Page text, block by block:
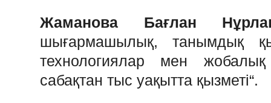
Жаманова
Бағлан
шығармашылық, танымдық
технологиялар
мен
жобалық
сабақтан тыс уақытта қызметі“.